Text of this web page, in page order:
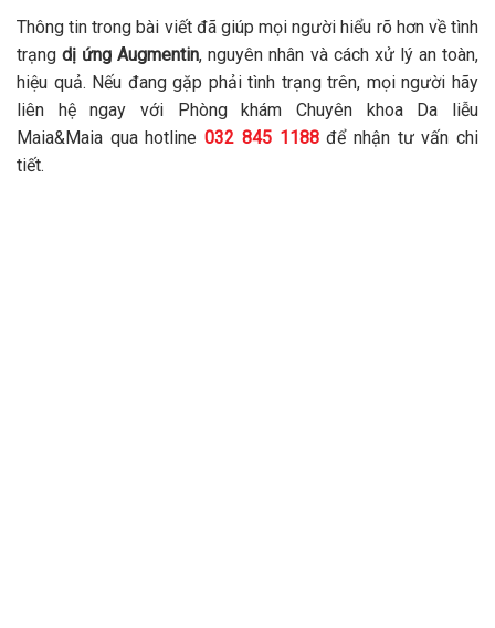
Thông tin trong bài viết đã giúp mọi người hiểu rõ hơn về tình
trạngdị ứng Augmentin, nguyên nhân và cách xử lý an toàn,
hiệu quả. Nếu đang gặp phải tình trạng trên, mọi người hãy
liên hệ ngay với Phòng khám Chuyên khoa Da liễu
Maia&Maia qua hotline032 845 1188để nhận tư vấn chi
tiết.